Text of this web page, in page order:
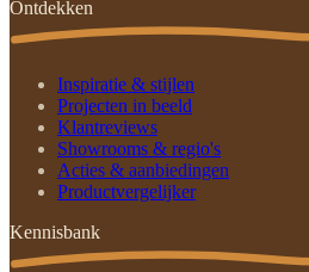
Ontdekken
Inspiratie & stijlen
Projecten in beeld
Klantreviews
Showrooms & regio's
Acties & aanbiedingen
Productvergelijker
Kennisbank